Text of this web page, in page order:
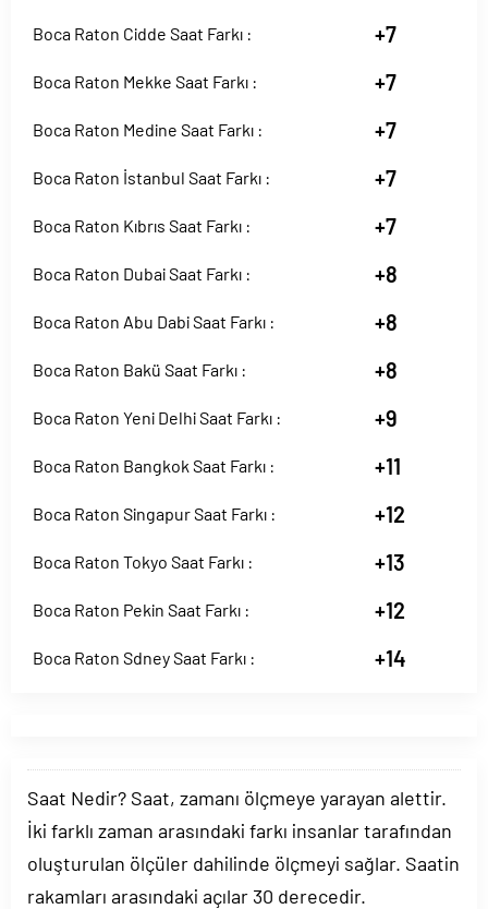
Boca Raton Cidde Saat Farkı : +7
Boca Raton Mekke Saat Farkı : +7
Boca Raton Medine Saat Farkı : +7
Boca Raton İstanbul Saat Farkı : +7
Boca Raton Kıbrıs Saat Farkı : +7
Boca Raton Dubai Saat Farkı : +8
Boca Raton Abu Dabi Saat Farkı : +8
Boca Raton Bakü Saat Farkı : +8
Boca Raton Yeni Delhi Saat Farkı : +9
Boca Raton Bangkok Saat Farkı : +11
Boca Raton Singapur Saat Farkı : +12
Boca Raton Tokyo Saat Farkı : +13
Boca Raton Pekin Saat Farkı : +12
Boca Raton Sdney Saat Farkı : +14
Saat Nedir? Saat, zamanı ölçmeye yarayan alettir.
İki farklı zaman arasındaki farkı insanlar tarafından
oluşturulan ölçüler dahilinde ölçmeyi sağlar. Saatin
rakamları arasındaki açılar 30 derecedir.